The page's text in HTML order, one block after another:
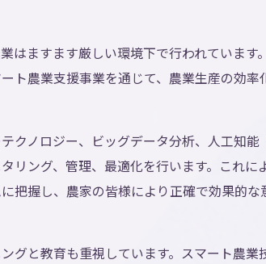
はますます厳しい環境下で行われています
ト農業支援事業を通じて、農業生産の効率
ノロジー、ビッグデータ分析、人工知能
ング、管理、最適化を行います。これによ
把握し、農家の皆様により正確で効果的な
グと教育も重視しています。スマート農業